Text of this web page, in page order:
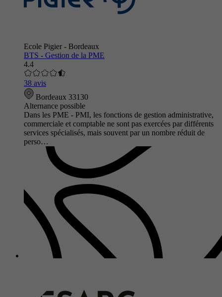
Ecole Pigier - Bordeaux
BTS - Gestion de la PME
4.4
38 avis
Bordeaux 33130
Alternance possible
Dans les PME - PMI, les fonctions de gestion administrative,
commerciale et comptable ne sont pas exercées par différents
services spécialisés, mais souvent par un nombre réduit de
perso…